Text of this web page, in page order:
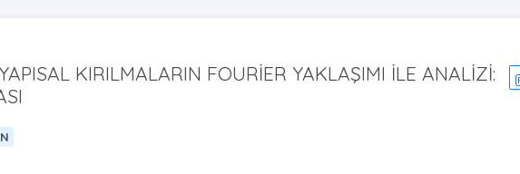
KIRILMALARIN FOURİER YAKLAŞIMI İLE ANALİZİ: